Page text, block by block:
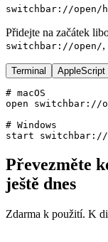
switchbar://open/
Přidejte na začátek
switchbar://open/,
Terminal AppleScript
# macOS
open switchbar://
# Windows
start switchbar://
Převezměte
ještě dnes
Zdarma k použití. K